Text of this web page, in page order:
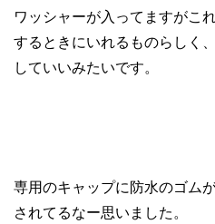
ワッシャーが入ってますがこ
するときにいれるものらしく
していいみたいです。
専用のキャップに防水のゴム
されてるなー思いました。